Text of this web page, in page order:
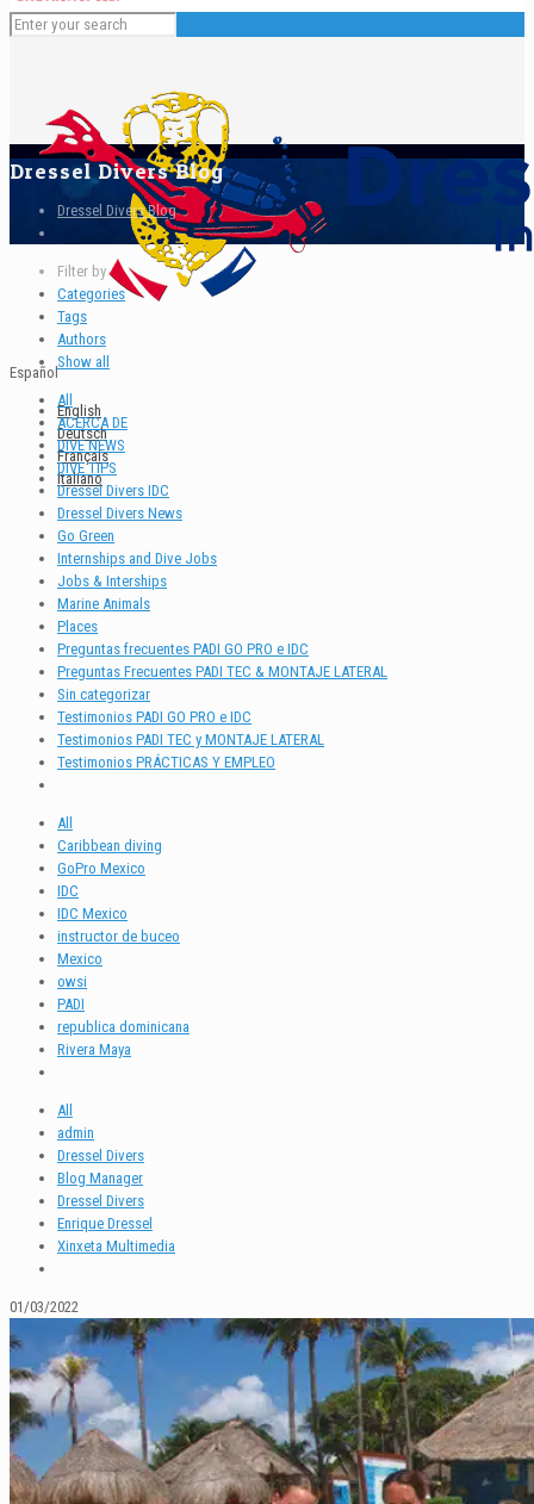
Español
English
Deutsch
Français
Italiano
Dressel Divers Blog
Dressel Divers Blog
Filter by
Categories
Tags
Authors
Show all
All
ACERCA DE
DIVE NEWS
DIVE TIPS
Dressel Divers IDC
Dressel Divers News
Go Green
Internships and Dive Jobs
Jobs & Interships
Marine Animals
Places
Preguntas frecuentes PADI GO PRO e IDC
Preguntas Frecuentes PADI TEC & MONTAJE LATERAL
Sin categorizar
Testimonios PADI GO PRO e IDC
Testimonios PADI TEC y MONTAJE LATERAL
Testimonios PRÁCTICAS Y EMPLEO
All
Caribbean diving
GoPro Mexico
IDC
IDC Mexico
instructor de buceo
Mexico
owsi
PADI
republica dominicana
Rivera Maya
All
admin
Dressel Divers
Blog Manager
Dressel Divers
Enrique Dressel
Xinxeta Multimedia
01/03/2022